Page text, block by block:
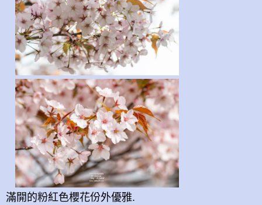
滿開的粉紅色櫻花份外優雅.